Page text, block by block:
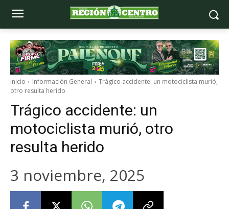
Inicio Información General
Trágico accidente: un motociclista murió,
otro resulta herido
Trágico accidente: un
motociclista murió, otro
resulta herido
3 noviembre, 2025